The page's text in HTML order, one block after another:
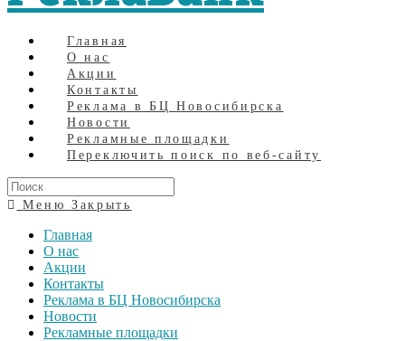
Главная
О нас
Акции
Контакты
Реклама в БЦ Новосибирска
Новости
Рекламные площадки
Переключить поиск по веб-сайту
Меню Закрыть
Главная
О нас
Акции
Контакты
Реклама в БЦ Новосибирска
Новости
Рекламные площадки